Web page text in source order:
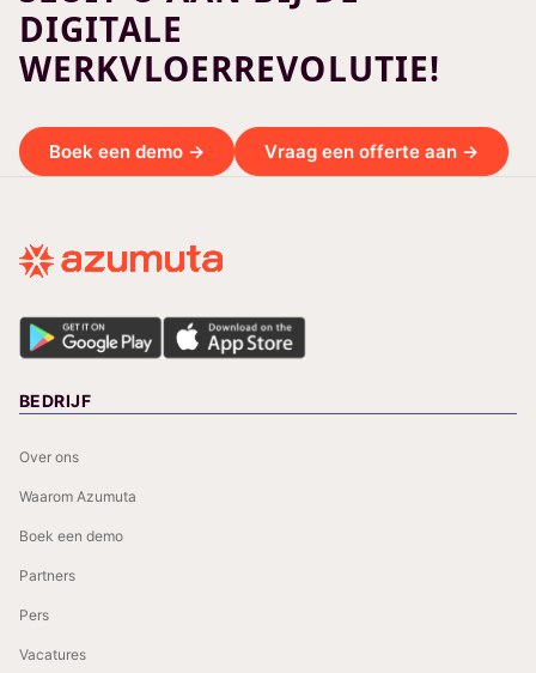
DIGITALE
WERKVLOERREVOLUTIE!
Boek een demo → Vraag een offerte aan →
BEDRIJF
Over ons
Waarom Azumuta
Boek een demo
Partners
Pers
Vacatures